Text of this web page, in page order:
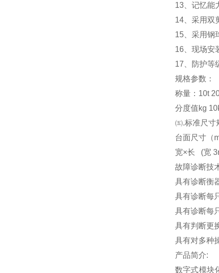
13 、记忆
14 、采用
15 、采用
16 、现场
17 、防护
规格参数：
称量：10t
分度值kg
㈤.标准尺寸
台面尺寸（
宽×长 (宽
故障诊断技
具有诊断衡
具有诊断每
具有诊断每
具有判断更
具有对多种
产品简介:
数字式模块